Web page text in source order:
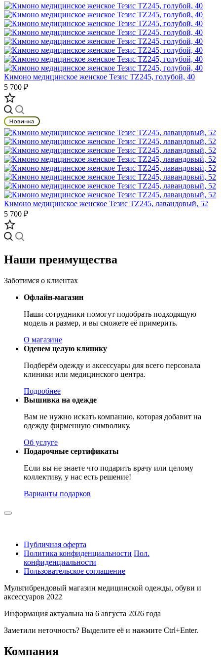
Кимоно медицинское женское Тезис TZ245, голубой, 40
5 700 ₽
Кимоно медицинское женское Тезис TZ245, лавандовый, 52
5 700 ₽
Наши преимущества
Заботимся о клиентах
Офлайн-магазин
Наши сотрудники помогут подобрать подходящую
модель и размер, и вы сможете её примерить.
О магазине
Оденем целую клинику
Подберём одежду и аксессуары для всего персонала
клиники или медицинского центра.
Подробнее
Вышивка на одежде
Вам не нужно искать компанию, которая добавит на
одежду фирменную символику.
Об услуге
Подарочные сертификаты
Если вы не знаете что подарить врачу или целому
коллективу, у нас есть решение!
Варианты подарков
Публичная оферта
Политика конфиденциальности Пол.
конфиденциальности
Пользовательское соглашение
Мультибрендовый магазин медицинской одежды, обуви и
аксессуаров 2022
Информация актуальна на 6 августа 2026 года
Заметили неточность? Выделите её и нажмите Ctrl+Enter.
Компания